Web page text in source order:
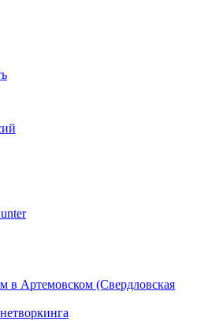
в Артемовском (Свердловская